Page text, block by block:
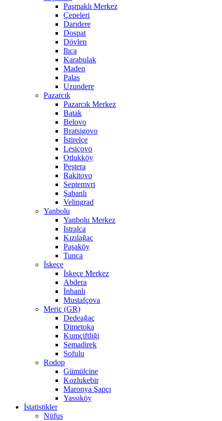
Paşmaklı Merkez
Çepeleri
Darıdere
Dospat
Dövlen
Ilıca
Karabulak
Maden
Palas
Uzundere
Pazarcık
Pazarcık Merkez
Batak
Belovo
Bratsigovo
İstirelçe
Lesiçovo
Otlukköy
Peştera
Rakitovo
Septemvri
Şabanlı
Velingrad
Yanbolu
Yanbolu Merkez
Istralca
Kızılağaç
Paşaköy
Tunca
İskeçe
İskeçe Merkez
Abdera
İnhanlı
Mustafçova
Meriç (GR)
Dedeağaç
Dimetoka
Kumçiftliği
Semadirek
Sofulu
Rodop
Gümülcine
Kozlukebir
Maronya Şapçı
Yassıköy
İstatistikler
Nüfus